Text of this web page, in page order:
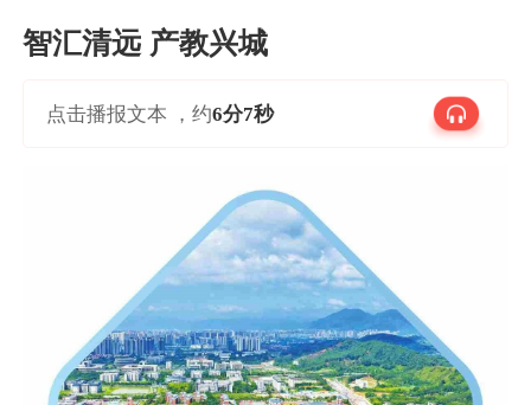
智汇清远 产教兴城
点击播报文本 ，约6分7秒